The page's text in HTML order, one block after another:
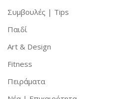
Συμβουλές | Tips
Παιδί
Art & Design
Fitness
Πειράματα